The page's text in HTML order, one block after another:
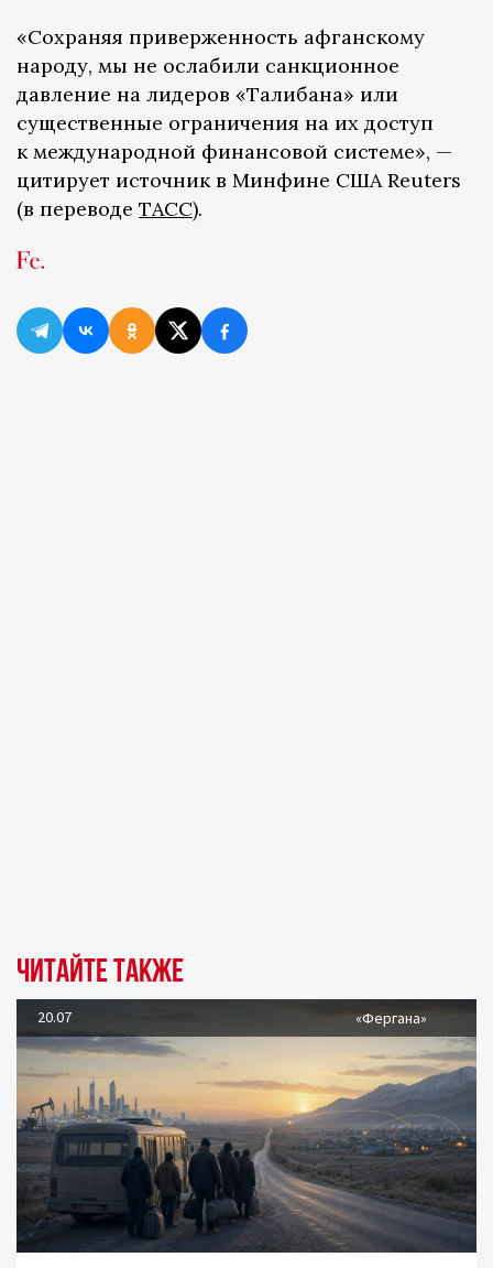
«Сохраняя приверженность афганскому
народу, мы не ослабили санкционное
давление на лидеров «Талибана» или
существенные ограничения на их доступ
к международной финансовой системе», —
цитирует источник в Минфине США Reuters
(в переводе ТАСС).
Читайте также
20.07 «Фергана»